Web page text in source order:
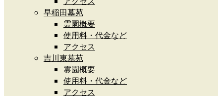
早稲田墓苑
霊園概要
使用料・代金など
アクセス
吉川東墓苑
霊園概要
使用料・代金など
アクセス